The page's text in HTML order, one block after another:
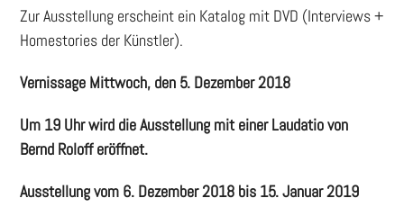
Zur Ausstellung erscheint ein Katalog mit DVD (Interviews +
Homestories der Künstler).
Vernissage Mittwoch, den 5. Dezember 2018
Um 19 Uhr wird die Ausstellung mit einer Laudatio von
Bernd Roloff eröffnet.
Ausstellung vom 6. Dezember 2018 bis 15. Januar 2019